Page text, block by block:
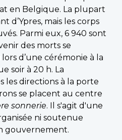
en Belgique. La plupart
d’Ypres, mais les corps
Parmi eux, 6 940 sont
des morts se
d’une cérémonie à la
soir à 20 h. La
les directions à la porte
se placent au centre
sonnerie. Il s'agit d'une
ni soutenue
gouvernement.